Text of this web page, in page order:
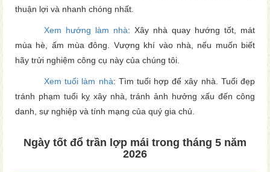
thuận lợi và nhanh chóng nhất.
Xem hướng làm nhà: Xây nhà quay hướng tốt, mát
mùa hè, ấm mùa đông. Vượng khí vào nhà, nếu muốn biết
hãy trửi nghiệm công cụ này của chúng tôi.
Xem tuổi làm nhà: Tìm tuổi hợp để xây nhà. Tuổi đẹp
tránh phạm tuổi kỵ xây nhà, tránh ảnh hưởng xấu đến công
danh, sự nghiệp và tính mạng của quý gia chủ.
Ngày tốt đổ trần lợp mái trong tháng 5 năm
2026